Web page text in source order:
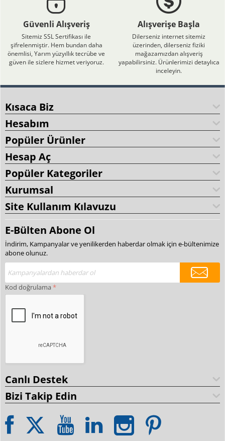
Güvenli Alışveriş
Sitemiz SSL Sertifikası ile
şifrelenmiştir. Hem bundan daha
önemlisi, Yarım yüzyıllık tecrübe ve
güven ile sizlere hizmet veriyoruz.
Alışverişe Başla
Dilerseniz internet sitemiz
üzerinden, dilerseniz fiziki
mağazamızdan alışveriş
yapabilirsiniz. Ürünlerimizi detaylıca
inceleyin.
Kısaca Biz
Hesabım
Popüler Ürünler
Hesap Aç
Popüler Kategoriler
Kurumsal
Site Kullanım Kılavuzu
E-Bülten Abone Ol
İndirim, Kampanyalar ve yenilikerden haberdar olmak için e-bültenimize
abone olunuz.
Kod doğrulama
Canlı Destek
Bizi Takip Edin